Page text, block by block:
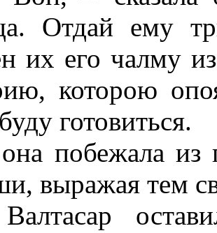
Отдай ему
их его чалму
которою
готовиться.
побежала из
выражая тем